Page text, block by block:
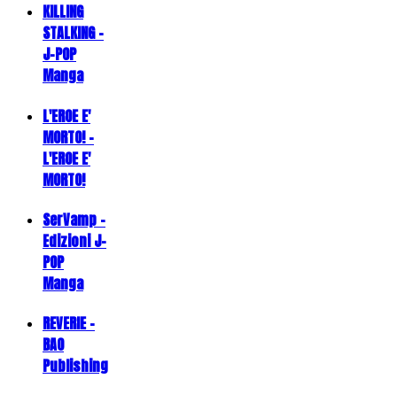
KILLING
STALKING -
J-POP
Manga
L'EROE E'
MORTO! -
L'EROE E'
MORTO!
SerVamp -
Edizioni J-
POP
Manga
REVERIE -
BAO
Publishing